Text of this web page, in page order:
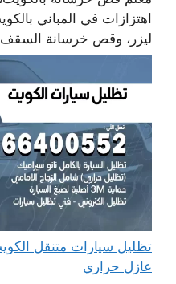
اهتزازات في المباني
ليزر، وقص خرسانة
عازل حراري